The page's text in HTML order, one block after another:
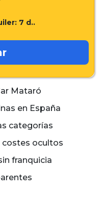
7 d..
Mataró
en España
categorías
costes ocultos
franquicia